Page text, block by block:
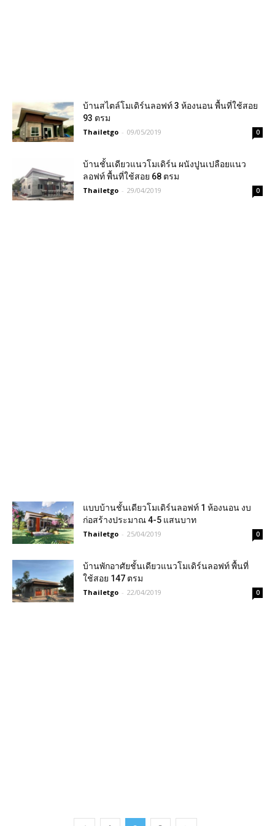
บ้านสไตล์โมเดิร์นลอฟท์ 3 ห้องนอน พื้นที่ใช้สอย
93 ตรม
Thailetgo - 09/05/2019 0
บ้านชั้นเดียวแนวโมเดิร์น ผนังปูนเปลือยแนว
ลอฟท์ พื้นที่ใช้สอย 68 ตรม
Thailetgo - 29/04/2019 0
แบบบ้านชั้นเดียวโมเดิร์นลอฟท์ 1 ห้องนอน งบ
ก่อสร้างประมาณ 4-5 แสนบาท
Thailetgo - 25/04/2019 0
บ้านพักอาศัยชั้นเดียวแนวโมเดิร์นลอฟท์ พื้นที่
ใช้สอย 147 ตรม
Thailetgo - 22/04/2019 0